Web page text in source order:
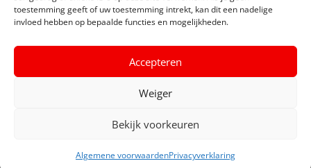
toestemming geeft of uw toestemming intrekt, kan dit een nadelige
invloed hebben op bepaalde functies en mogelijkheden.
Accepteren
Weiger
Bekijk voorkeuren
Algemene voorwaardenPrivacyverklaring
INFO / BOEKEN
Partners
Contact
Algemene voorwaarden